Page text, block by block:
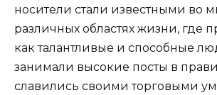
носители стали известными во
различных областях жизни, где
как талантливые и способные
занимали высокие посты в
славились своими торговыми